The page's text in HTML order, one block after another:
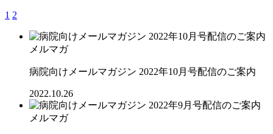
1 2
メルマガ
病院向けメールマガジン 2022年10月号配信のご案内
2022.10.26
メルマガ